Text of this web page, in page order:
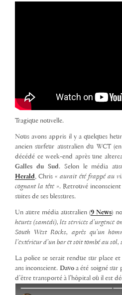
Tragique nouvelle.
Nous avons appris il y a quelques
ancien surfeur australien du WCT
décédé ce week-end après une
Galles du Sud . Selon le média
Herald, Chris« aurait été frappé au
cognant la tête ». Retrouvé
suites de ses blessures.
Un autre média australien (9 News)
heures (samedi), les services d’urgence
South West Rocks, après qu’un
l’extérieur d’un bar et soit tombé au
La police se serait rendue sur place
ans inconscient. Davoa été soigné sur
d’être transporté à l’hôpital où il est